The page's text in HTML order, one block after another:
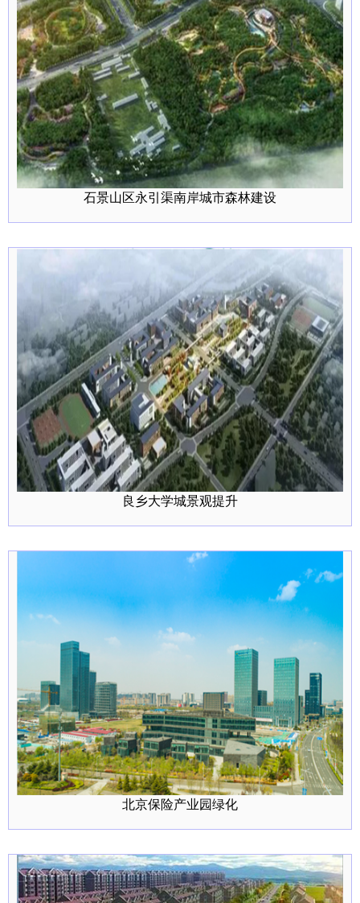
石景山区永引渠南岸城市森林建设
良乡大学城景观提升
北京保险产业园绿化